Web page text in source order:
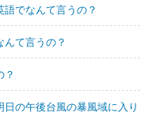
でなんて言うの？
て言うの？
？
の午後台風の暴風域に入り